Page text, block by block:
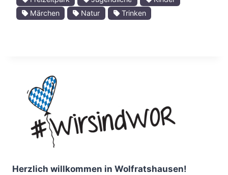
Märchen
Natur Trinken
Herzlich willkommen in Wolfratshausen!